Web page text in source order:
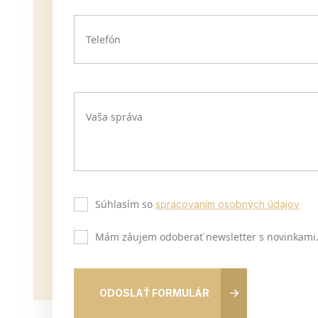
Telefón
Vaša správa
Súhlasím so spracovaním osobných údajov
Mám záujem odoberať newsletter s novinkami.
ODOSLAŤ FORMULÁR